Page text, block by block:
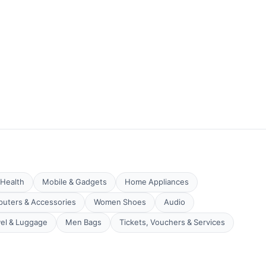
Health Mobile & Gadgets
Home Appliances
& Accessories Women Shoes
Audio
& Luggage Men Bags
Tickets, Vouchers & Services